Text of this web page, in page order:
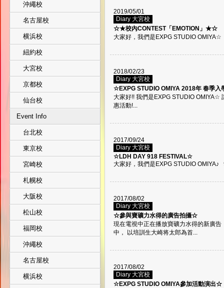
沖繩校
名古屋校
横浜校
紐約校
大宮校
京都校
仙台校
Event Info
台北校
東京校
宮崎校
札幌校
大阪校
松山校
福岡校
沖繩校
名古屋校
横浜校
2019/05/01
Diary 大宮校
☆★校內CONTEST「EMOTION」★☆
大家好，我們是EXPG STUDIO
2018/02/23
Diary 大宮校
☆EXPG STUDIO OMIYA 2018年 春季
大家好!! 我們是EXPG STUDIO OMIYA☆
惠活動!...
2017/09/24
Diary 大宮校
☆LDH DAY 918 FESTIVAL☆
大家好，我們是EXPG STUDIO
2017/08/02
Diary 大宮校
☆參與寶礦力水得的廣告拍攝☆
現在電視中正在播放寶礦力水得的新廣
中， 以培訓生大崎将太郎為首...
2017/08/02
Diary 大宮校
☆EXPG STUDIO OMIYA參加活動演出☆